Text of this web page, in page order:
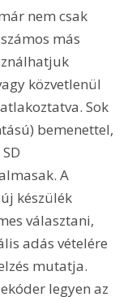
nem csak
más
közvetlenül
Sok
bemenettel,
A
készülék
választani,
adás vételére
mutatja.
legyen az